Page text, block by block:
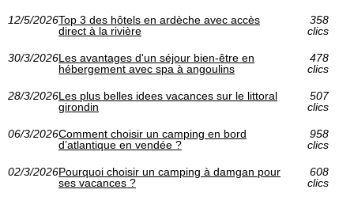
12/5/2026Top 3 des hôtels en ardèche avec accès
direct à la rivière
358
clics
30/3/2026Les avantages d'un séjour bien-être en
hébergement avec spa à angoulins
478
clics
28/3/2026Les plus belles idees vacances sur le littoral
girondin
507
clics
06/3/2026Comment choisir un camping en bord
d’atlantique en vendée ?
958
clics
02/3/2026Pourquoi choisir un camping à damgan pour
ses vacances ?
608
clics